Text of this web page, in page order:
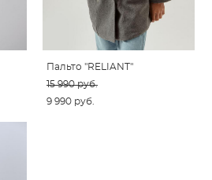
Пальто "RELIANT"
15 990 pуб.
9 990 pуб.